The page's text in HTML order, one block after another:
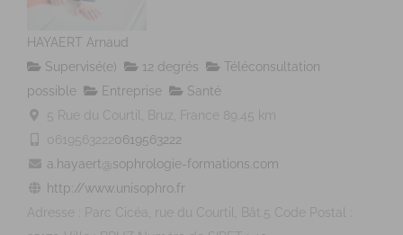
HAYAERT Arnaud
Supervisé(e)
12 degrés
Téléconsultation
possible
Entreprise
Santé
5 Rue du Courtil, Bruz, France
89.45 km
06195632220619563222
a.hayaert@sophrologie-formations.com
http://www.unisophro.fr
Adresse : Parc Cicéa, rue du Courtil, Bât.5 Code Postal :